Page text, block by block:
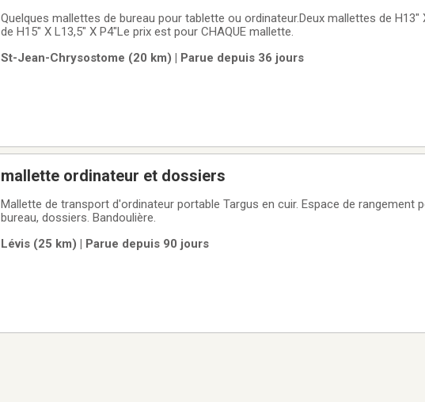
Quelques mallettes de bureau pour tablette ou ordinateur.Deux mallettes de H13"
de H15" X L13,5" X P4"Le prix est pour CHAQUE mallette.
St-Jean-Chrysostome (20 km) | Parue depuis 36 jours
mallette ordinateur et dossiers
Mallette de transport d'ordinateur portable Targus en cuir. Espace de rangement
bureau, dossiers. Bandoulière.
Lévis (25 km) | Parue depuis 90 jours